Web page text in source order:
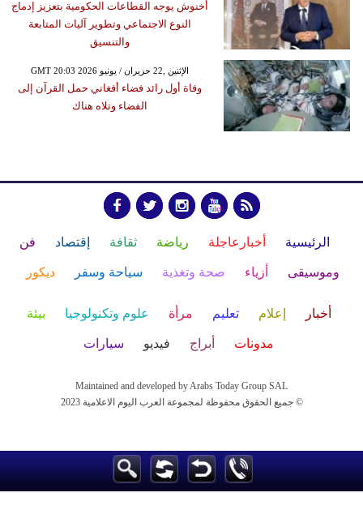
أخنوش يوجه القطاعات الحكومية بتعزيز إدماج
النوع الاجتماعي وتطوير آليات المتابعة
والتنسيق
GMT 20:03 2026 الإثنين ,22 حزيران / يونيو
وفاة أول رائد فضاء أفغاني حمل القرآن إلى
الفضاء وتلاه هناك
الرئيسية أخبارعاجلة رياضة ثقافة إقتصاد فن
وموسيقى أزياء صحة وتغذية سياحة وسفر ديكور
أخبار إعلام تعليم مرأة علوم وتكنولوجيا بيئة
مدونات أبراج فيديو سيارات
Maintained and developed by Arabs Today Group SAL
جميع الحقوق محفوظة لمجموعة العرب اليوم الاعلامية 2023 ©